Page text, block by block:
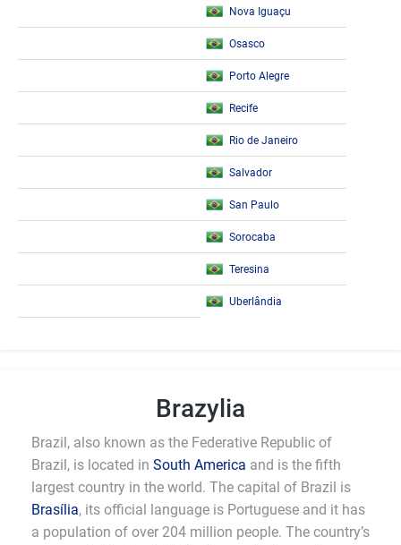
Nova Iguaçu
Osasco
Porto Alegre
Recife
Rio de Janeiro
Salvador
San Paulo
Sorocaba
Teresina
Uberlândia
Brazylia
Brazil, also known as the Federative Republic of
Brazil, is located in South America and is the fifth
largest country in the world. The capital of Brazil is
Brasília, its official language is Portuguese and it has
a population of over 204 million people. The country’s